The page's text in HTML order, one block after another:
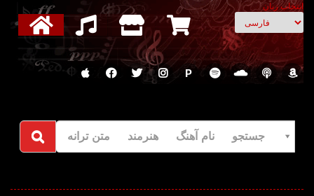
انتخاب زبان
P
جستجو نام آهنگ هنرمند متن ترانه